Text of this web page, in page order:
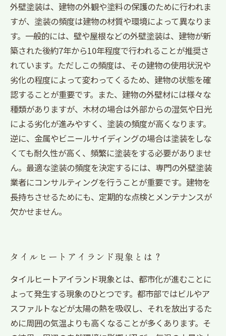
外壁塗装は、建物の外観や塗料の保護のために行われま
すが、塗装の頻度は建物の材質や環境によって異なりま
す。一般的には、壁や屋根などの外壁塗装は、建物が新
築された後約7年から10年程度で行われることが推奨さ
れています。ただしこの頻度は、その建物の使用状況や
劣化の程度によって変わってくるため、建物の状態を確
認することが重要です。また、建物の外壁材には様々な
種類がありますが、木材の場合は外部からの湿気や日光
による劣化が進みやすく、塗装の頻度が高くなります。
逆に、金属やビニールサイディングの場合は塗装をしな
くても耐久性が高く、頻繁に塗装をする必要がありませ
ん。最適な塗装の頻度を決定するには、専門の外壁塗装
業者にコンサルティングを行うことが重要です。建物を
長持ちさせるためにも、定期的な点検とメンテナンスが
欠かせません。
タイルヒートアイランド現象とは？
タイルヒートアイランド現象とは、都市化が進むことに
よって発生する現象のひとつです。都市部ではビルやア
スファルトなどが太陽の熱を吸収し、それを放出するた
めに周囲の気温よりも高くなることが多くあります。そ